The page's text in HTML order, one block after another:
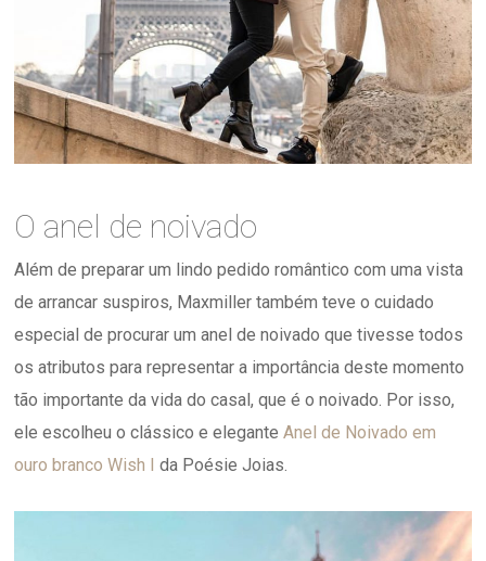
O anel de noivado
Além de preparar um lindo pedido romântico com uma vista
de arrancar suspiros, Maxmiller também teve o cuidado
especial de procurar um anel de noivado que tivesse todos
os atributos para representar a importância deste momento
tão importante da vida do casal, que é o noivado. Por isso,
ele escolheu o clássico e eleganteAnel de Noivado em
ouro branco Wish I
da Poésie Joias.